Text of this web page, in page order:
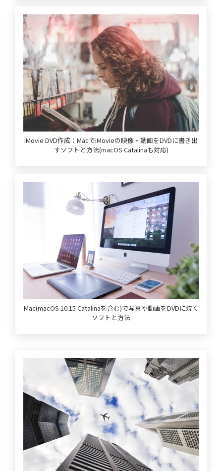
iMovie DVD作成：MacでiMovieの映像・動画をDVDに書き出
すソフトと方法(macOS Catalinaも対応)
Mac(macOS 10.15 Catalinaを含む)で写真や動画をDVDに焼く
ソフトと方法